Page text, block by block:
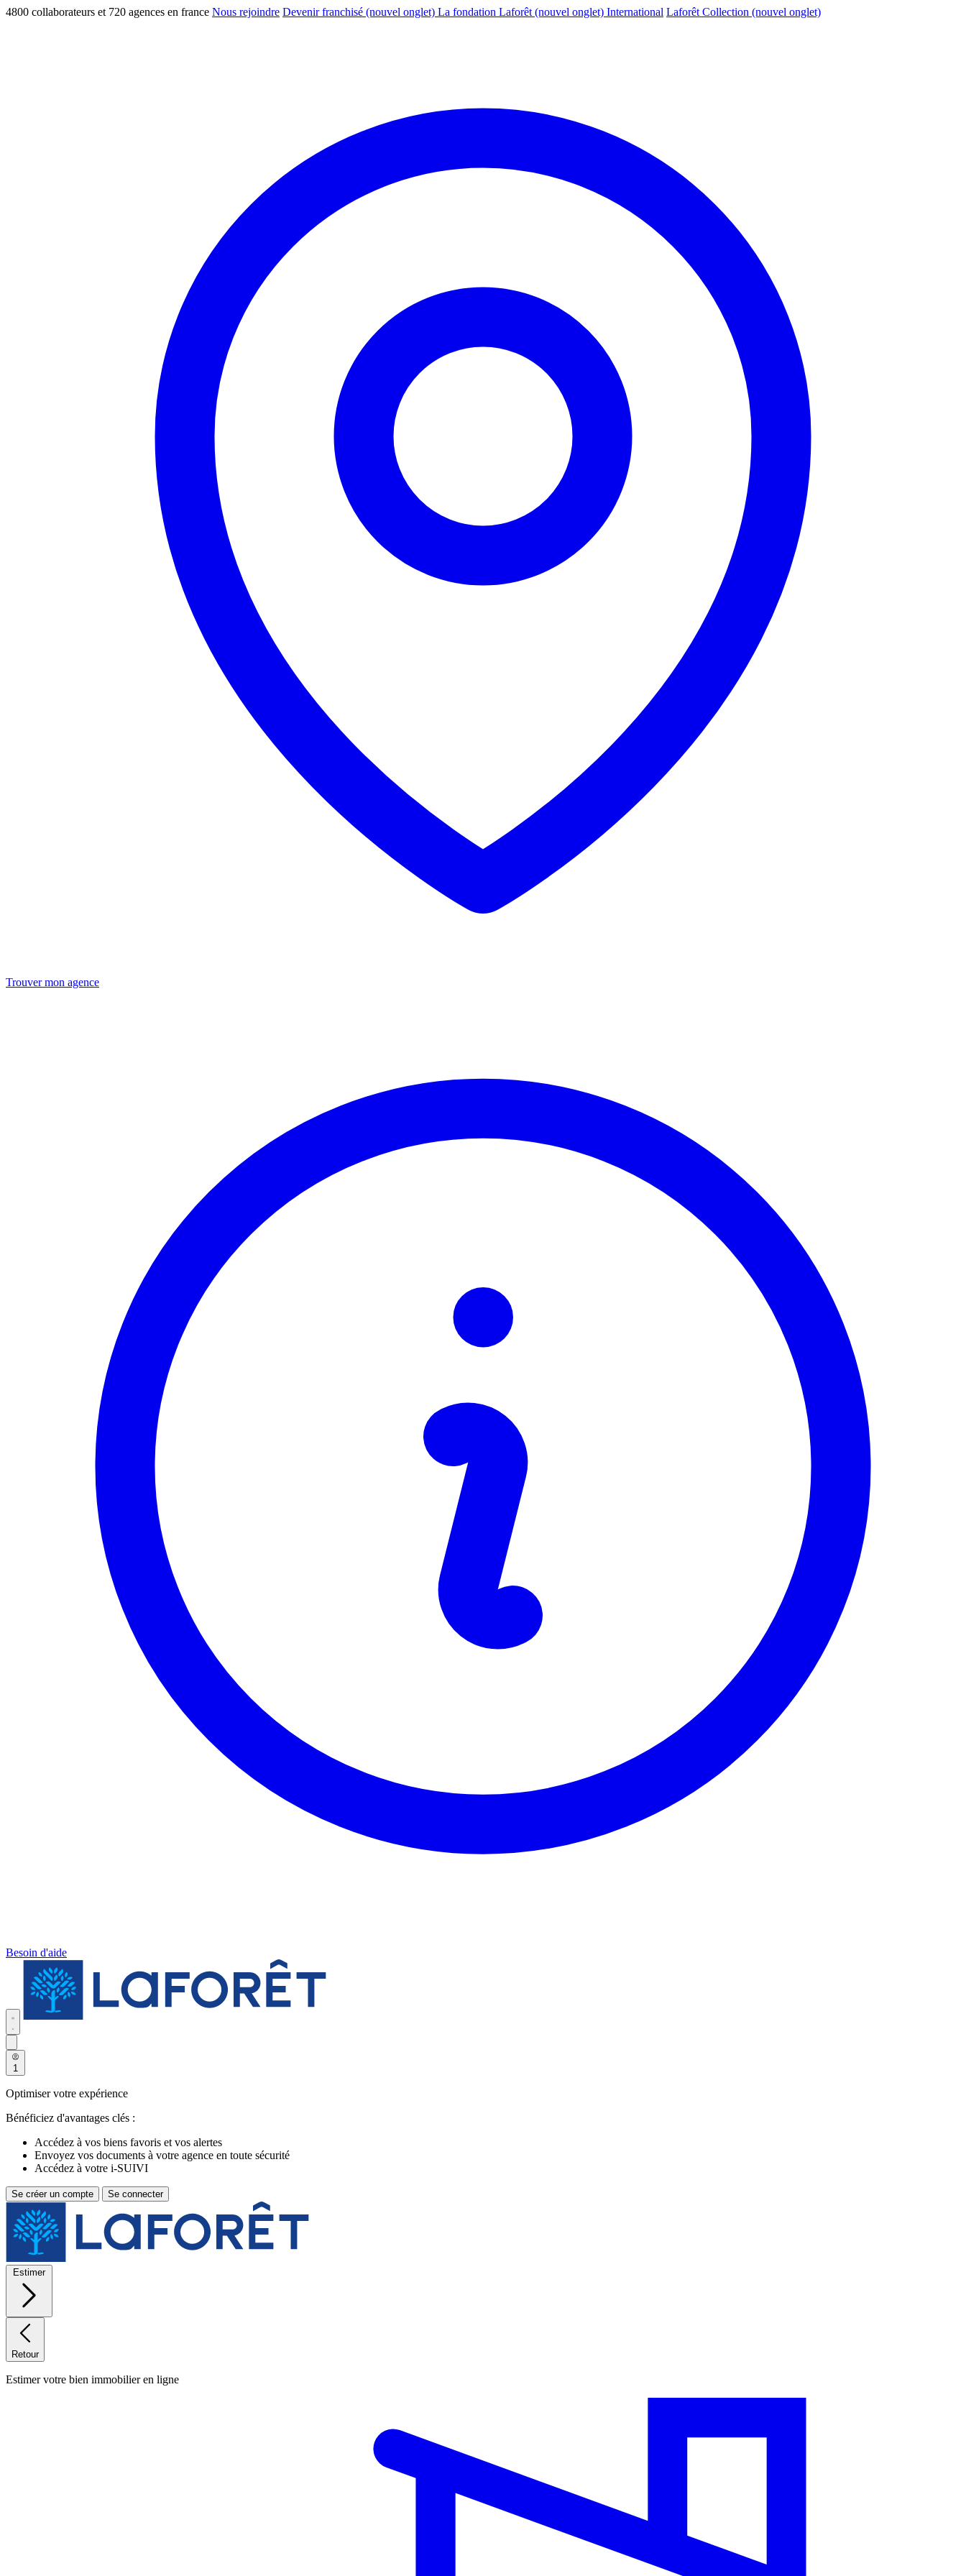
4800 collaborateurs et 720 agences en france Nous rejoindre Devenir franchisé (nouvel onglet) La fondation Laforêt (nouvel onglet) International Laforêt Collection (nouvel onglet)
Trouver mon agence
Besoin d'aide
1
Optimiser votre expérience
Bénéficiez d'avantages clés :
Accédez à vos biens favoris et vos alertes
Envoyez vos documents à votre agence en toute sécurité
Accédez à votre i-SUIVI
Se créer un compte Se connecter
Estimer
Retour
Estimer votre bien immobilier en ligne